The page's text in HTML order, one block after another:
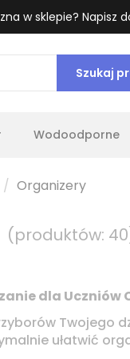
w sklepie? Napisz
Szukaj
Wodoodporne
Organizery
(produktów:
dla Uczniów
Twojego
ułatwić